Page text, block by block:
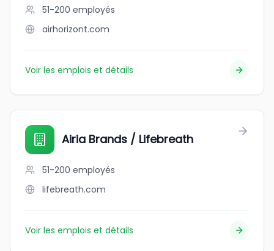
51-200 employés
airhorizont.com
Voir les emplois et détails
Airia Brands / Lifebreath
51-200 employés
lifebreath.com
Voir les emplois et détails